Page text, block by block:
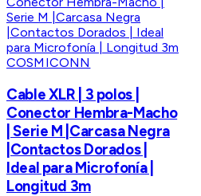
COSMICONN
Cable XLR | 3 polos |
Conector Hembra-Macho
| Serie M |Carcasa Negra
|Contactos Dorados |
Ideal para Microfonía |
Longitud 3m